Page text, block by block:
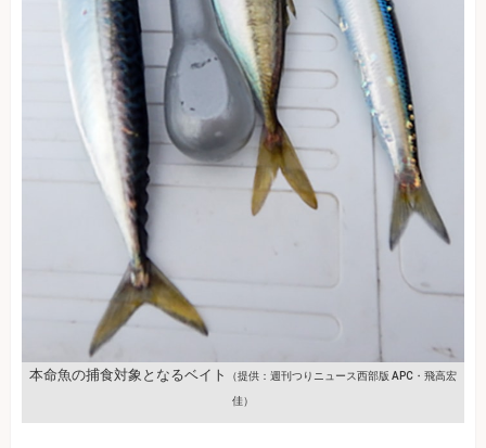
本命魚の捕食対象となるベイト （提供：週刊つりニュース西部版 APC・飛高宏
佳）